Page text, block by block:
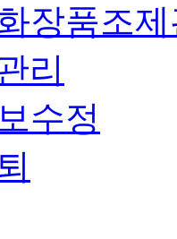
장품조
리
수정